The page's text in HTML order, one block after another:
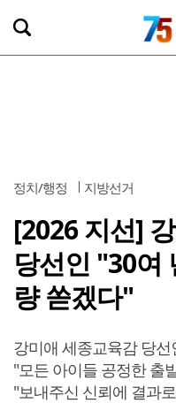
정치/행정 지방선거
[2026 지선]
당선인 "30여
량 쏟겠다"
강미애 세종교육감 당선
"모든 아이들 공정한 출
"보내주신 신뢰에 결과